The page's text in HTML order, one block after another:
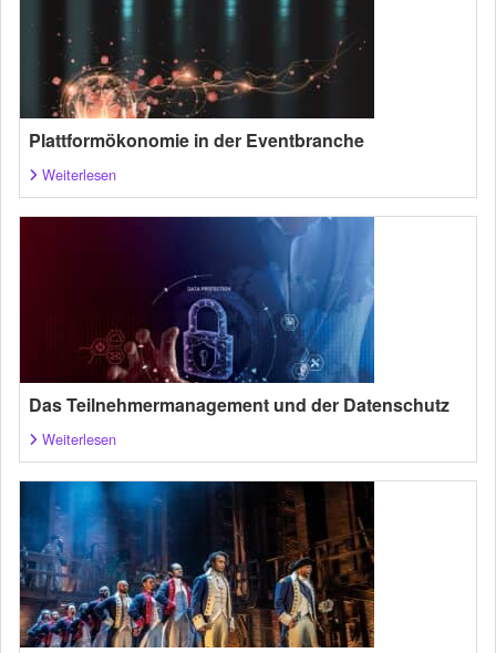
Plattformökonomie in der Eventbranche
Weiterlesen
Das Teilnehmermanagement und der Datenschutz
Weiterlesen